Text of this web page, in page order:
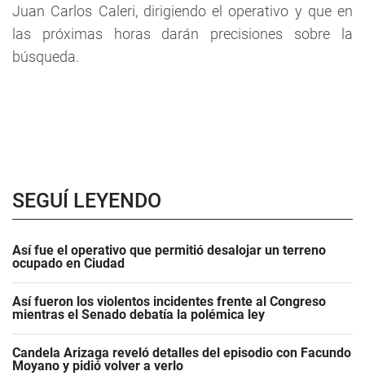
Juan Carlos Caleri, dirigiendo el operativo y que en
las próximas horas darán precisiones sobre la
búsqueda.
SEGUÍ LEYENDO
Así fue el operativo que permitió desalojar un terreno
ocupado en Ciudad
Así fueron los violentos incidentes frente al Congreso
mientras el Senado debatía la polémica ley
Candela Arizaga reveló detalles del episodio con Facundo
Moyano y pidió volver a verlo